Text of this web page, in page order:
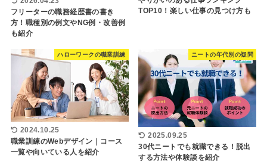
フリーターの職務経歴書の書き
方！職種別の例文やNG例・改善例
も紹介
TOP10！楽しい仕事の見つけ方も
ハローワークの職業訓練
2024.10.25
職業訓練のWebデザイン｜コース
一覧や向いている人を紹介
ニートの年代別の疑問
2025.09.25
30代ニートでも就職できる！脱出
する方法や体験談を紹介